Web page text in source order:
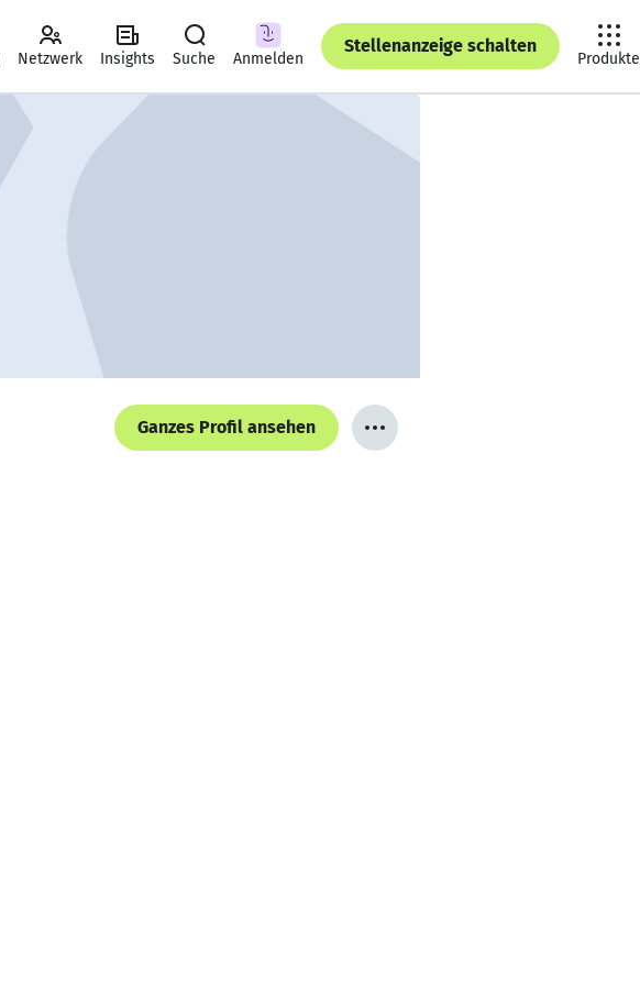
Netzwerk Insights Suche Anmelden
Stellenanzeige schalten
Produkte
Ganzes Profil ansehen